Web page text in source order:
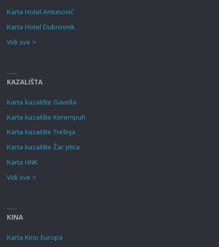
Karta Hotel Antunović
Karta Hotel Dubrovnik
Vidi sve >
KAZALIŠTA
Karta kazalište Gavella
Karta kazalište Kerempuh
Karta kazalište Trešnja
Karta kazalište Žar ptica
Karta HNK
Vidi sve >
KINA
Karta Kino Europa